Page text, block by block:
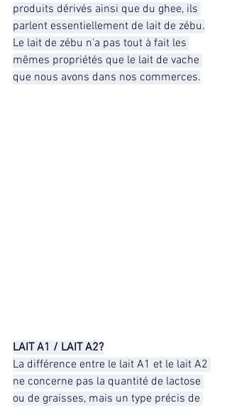
produits dérivés ainsi que du ghee, ils
parlent essentiellement de lait de zébu.
Le lait de zébu n'a pas tout à fait les
mêmes propriétés que le lait de vache
que nous avons dans nos commerces.
LAIT A1 / LAIT A2?
La différence entre le lait A1 et le lait A2
ne concerne pas la quantité de lactose
ou de graisses, mais un type précis de